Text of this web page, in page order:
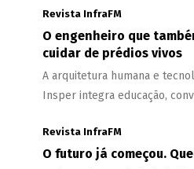
Revista InfraFM
O engenheiro que
cuidar de prédios vivos
A arquitetura humana e
Insper integra educação,
Revista InfraFM
O futuro já começou.